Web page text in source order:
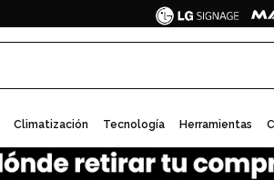
Climatización Tecnología Herramientas